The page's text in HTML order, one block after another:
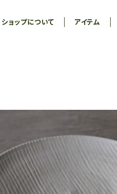
ショップについて アイテム